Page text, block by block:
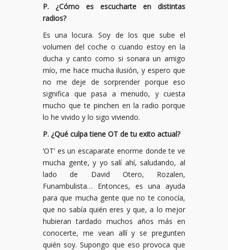
P. ¿Cómo es escucharte en distintas
radios?
Es una locura. Soy de los que sube el
volumen del coche o cuando estoy en la
ducha y canto como si sonara un amigo
mío, me hace mucha ilusión, y espero que
no me deje de sorprender porque eso
significa que pasa a menudo, y cuesta
mucho que te pinchen en la radio porque
lo he vivido y lo sigo viviendo.
P. ¿Qué culpa tiene OT de tu exito actual?
‘OT’ es un escaparate enorme donde te ve
mucha gente, y yo salí ahí, saludando, al
lado de David Otero, Rozalen,
Funambulista… Entonces, es una ayuda
para que mucha gente que no te conocía,
que no sabía quién eres y que, a lo mejor
hubieran tardado muchos años más en
conocerte, me vean allí y se pregunten
quién soy. Supongo que eso provoca que